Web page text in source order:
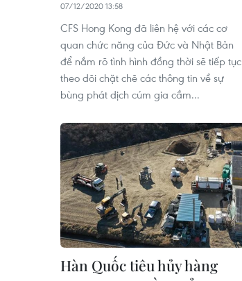
07/12/2020 13:58
CFS Hong Kong đã liên hệ với các cơ
quan chức năng của Đức và Nhật Bản
để nắm rõ tình hình đồng thời sẽ tiếp tục
theo dõi chặt chẽ các thông tin về sự
bùng phát dịch cúm gia cầm...
Hàn Quốc tiêu hủy hàng